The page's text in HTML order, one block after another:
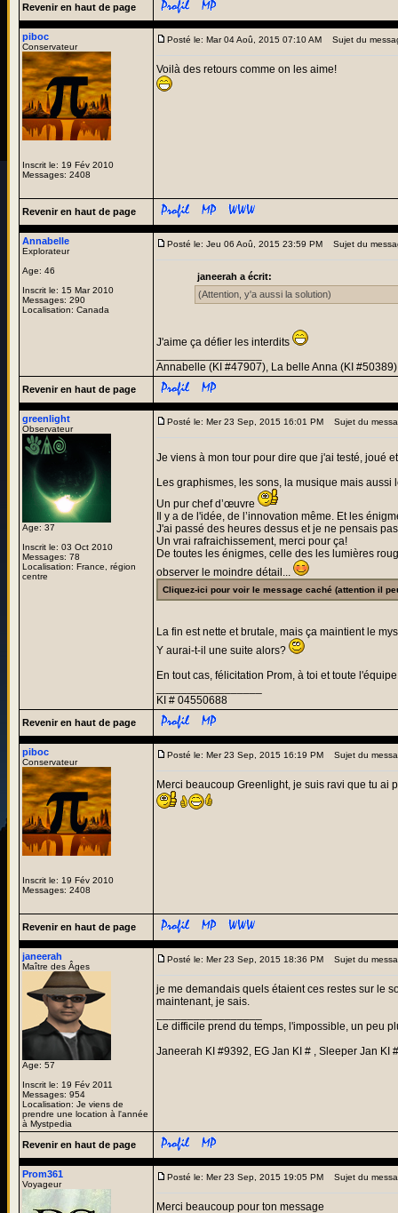
Revenir en haut de page
piboc
Conservateur
Inscrit le: 19 Fév 2010
Messages: 2408
Posté le: Mar 04 Aoû, 2015 07:10 AM Sujet du
Voilà des retours comme on les aime!
Revenir en haut de page
Annabelle
Explorateur
Age: 46
Inscrit le: 15 Mar 2010
Messages: 290
Localisation: Canada
Posté le: Jeu 06 Aoû, 2015 23:59 PM Sujet du
janeerah a écrit:
(Attention, y'a aussi la solution)
J'aime ça défier les interdits
Annabelle (KI #47907), La belle Anna (KI #50389)
Revenir en haut de page
greenlight
Observateur
Age: 37
Inscrit le: 03 Oct 2010
Messages: 78
Localisation: France, région
centre
Posté le: Mer 23 Sep, 2015 16:01 PM Sujet du
Je viens à mon tour pour dire que j'ai testé, joué
Les graphismes, les sons, la musique mais aussi
Un pur chef d’œuvre
Il y a de l'idée, de l’innovation même. Et les
J'ai passé des heures dessus et je ne pensais
Un vrai rafraichissement, merci pour ça!
De toutes les énigmes, celle des les lumières
observer le moindre détail...
Cliquez-ici pour voir le message caché (attention il
La fin est nette et brutale, mais ça maintient le
Y aurai-t-il une suite alors?
En tout cas, félicitation Prom, à toi et toute
KI # 04550688
Revenir en haut de page
piboc
Conservateur
Inscrit le: 19 Fév 2010
Messages: 2408
Posté le: Mer 23 Sep, 2015 16:19 PM Sujet du
Merci beaucoup Greenlight, je suis ravi que tu ai
Revenir en haut de page
janeerah
Maître des Âges
Age: 57
Inscrit le: 19 Fév 2011
Messages: 954
Localisation: Je viens de
prendre une location à l'année
à Mystpedia
Posté le: Mer 23 Sep, 2015 18:36 PM Sujet du
je me demandais quels étaient ces restes sur le
maintenant, je sais.
Le difficile prend du temps, l'impossible, un peu
Janeerah KI #9392, EG Jan KI # , Sleeper Jan KI #
Revenir en haut de page
Prom361
Voyageur
Posté le: Mer 23 Sep, 2015 19:05 PM Sujet du
Merci beaucoup pour ton message